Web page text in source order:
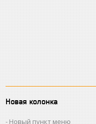
Новая колонка
Новый пункт меню